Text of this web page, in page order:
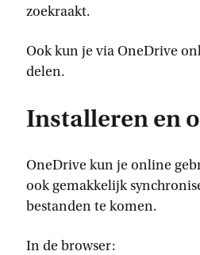
zoekraakt.
Ook kun je via OneDrive
delen.
Installeren en
OneDrive kun je online
ook gemakkelijk
bestanden te komen.
In de browser: